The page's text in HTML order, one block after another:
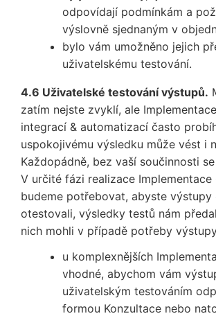
odpovídají podmínkám a
výslovně sjednaným v
bylo vám umožněno jejich
uživatelskému testování.
4.6 Uživatelské testování výstupů.
zatím nejste zvyklí, ale
integrací & automatizací často
uspokojivému výsledku může vést i
Každopádně, bez vaší součinnosti
V určité fázi realizace Implementace
budeme potřebovat, abyste výstupy
otestovali, výsledky testů nám
nich mohli v případě potřeby
u komplexnějších
vhodné, abychom vám
uživatelským testováním
formou Konzultace nebo